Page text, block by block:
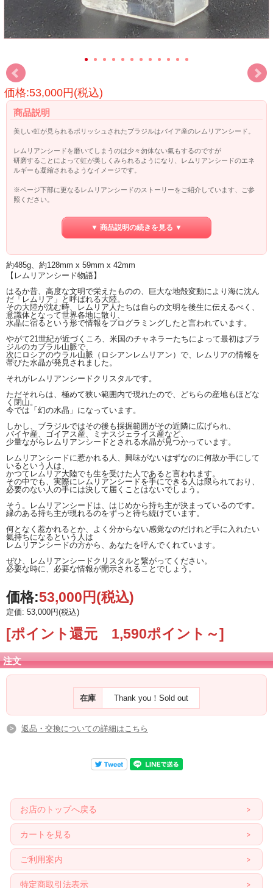
価格:53,000円(税込)
商品説明
美しい虹が見られるポリッシュされたブラジルはバイア産のレムリアンシード。
レムリアンシードを磨いてしまうのは少々勿体ない氣もするのですが
研磨することによって虹が美しくみられるようになり、レムリアンシードのエネ
ルギーも凝縮されるようなイメージです。
※ページ下部に更なるレムリアンシードのストーリーをご紹介しています、ご参
照ください。
▼ 商品説明の続きを見る ▼
約485g、約128mm x 59mm x 42mm
【レムリアンシード物語】
はるか昔、高度な文明で栄えたものの、巨大な地殻変動により海に沈ん
だ「レムリア」と呼ばれる大陸。
その大陸が沈む時、レムリア人たちは自らの文明を後生に伝えるべく、
意識体となって世界各地に散り、
水晶に宿るという形で情報をプログラミングしたと言われています。
やがて21世紀が近づくころ、米国のチャネラーたちによって最初はブラ
ジルのカブラル山脈で、
次にロシアのウラル山脈（ロシアンレムリアン）で、レムリアの情報を
帯びた水晶が発見されました。
それがレムリアンシードクリスタルです。
ただそれらは、極めて狭い範囲内で現れたので、どちらの産地もほどな
く閉山。
今では「幻の水晶」になっています。
しかし、ブラジルではその後も採掘範囲がその近隣に広げられ、
バイヤ産、ゴイアス産、ミナスジェライス産など、
少量ながらレムリアンシードとされる水晶が見つかっています。
レムリアンシードに惹かれる人、興味がないはずなのに何故か手にして
いるという人は、
かつてレムリア大陸でも生を受けた人であると言われます。
その中でも、実際にレムリアンシードを手にできる人は限られており、
必要のない人の手には決して届くことはないでしょう。
そう。レムリアンシードは、はじめから持ち主が決まっているのです。
縁のある持ち主が現れるのをずっと待ち続けています。
何となく惹かれるとか、よく分からない感覚なのだけれど手に入れたい
氣持ちになるという人は
レムリアンシードの方から、あなたを呼んでくれています。
ぜひ、レムリアンシードクリスタルと繋がってください。
必要な時に、必要な情報が開示されることでしょう。
価格:53,000円(税込)
定価: 53,000円(税込)
[ポイント還元 1,590ポイント～]
注文
在庫 Thank you！Sold out
返品・交換についての詳細はこちら
お店のトップへ戻る
カートを見る
ご利用案内
特定商取引法表示